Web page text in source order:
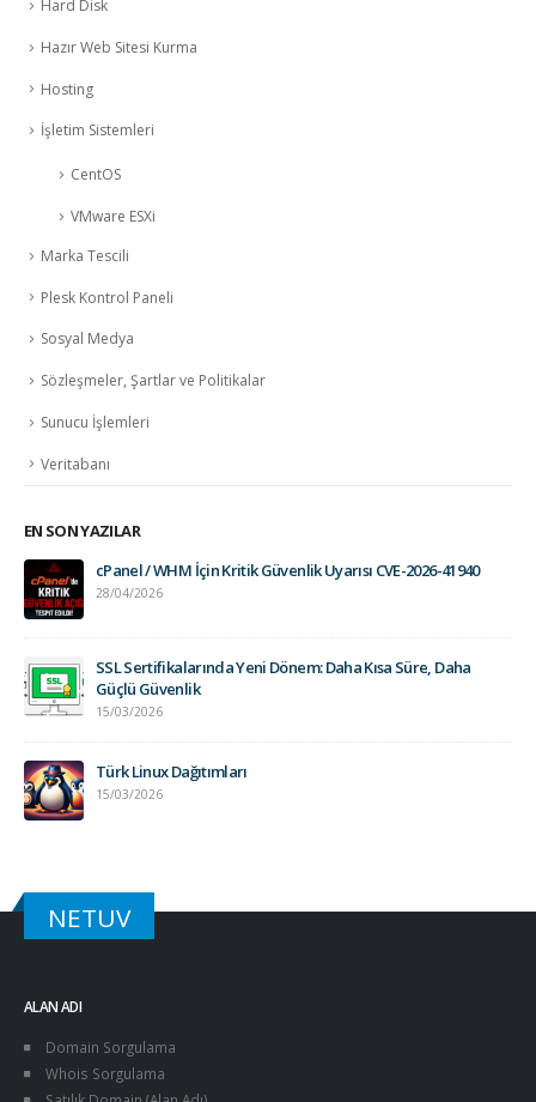
Hard Disk
Hazır Web Sitesi Kurma
Hosting
İşletim Sistemleri
CentOS
VMware ESXi
Marka Tescili
Plesk Kontrol Paneli
Sosyal Medya
Sözleşmeler, Şartlar ve Politikalar
Sunucu İşlemleri
Veritabanı
EN SON YAZILAR
cPanel / WHM İçin Kritik Güvenlik Uyarısı CVE-2026-41940
28/04/2026
SSL Sertifikalarında Yeni Dönem: Daha Kısa Süre, Daha
Güçlü Güvenlik
15/03/2026
Türk Linux Dağıtımları
15/03/2026
NETUV
ALAN ADI
Domain Sorgulama
Whois Sorgulama